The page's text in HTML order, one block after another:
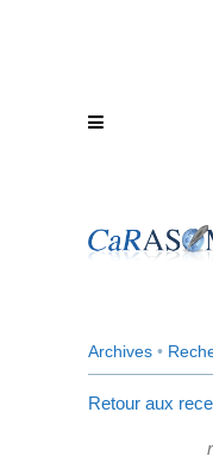
Archives •
Retour aux